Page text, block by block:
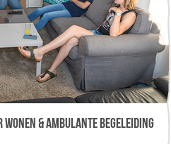
& ambulante begeleiding